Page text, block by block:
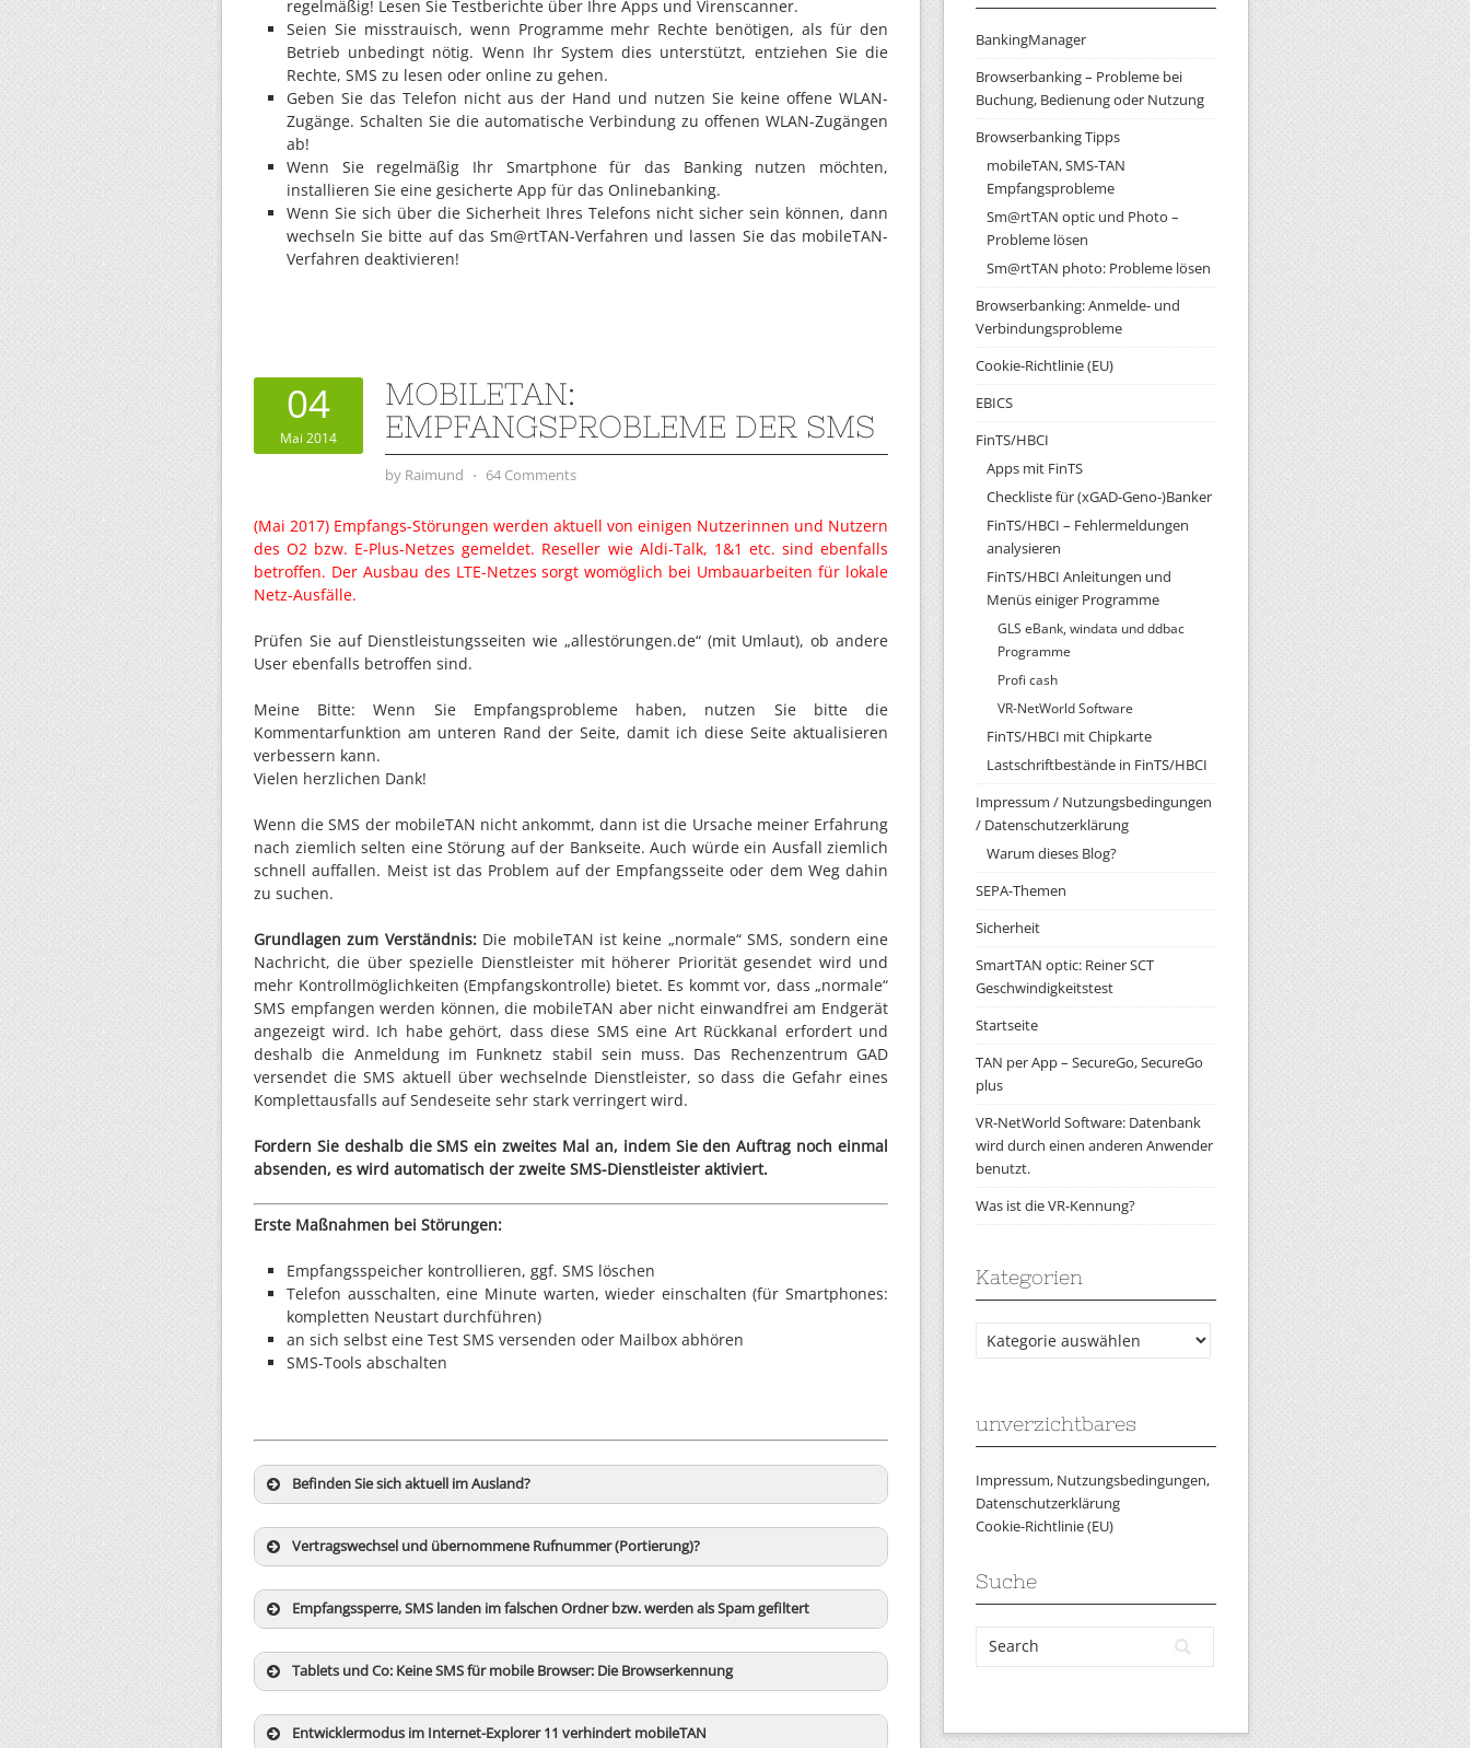
regelmäßig! Lesen Sie Testberichte über Ihre Apps und Virenscanner.
Seien Sie misstrauisch, wenn Programme mehr Rechte benötigen, als für den
Betrieb unbedingt nötig. Wenn Ihr System dies unterstützt, entziehen Sie die
Rechte, SMS zu lesen oder online zu gehen.
Geben Sie das Telefon nicht aus der Hand und nutzen Sie keine offene WLAN-
Zugänge. Schalten Sie die automatische Verbindung zu offenen WLAN-Zugängen
ab!
Wenn Sie regelmäßig Ihr Smartphone für das Banking nutzen möchten,
installieren Sie eine gesicherte App für das Onlinebanking.
Wenn Sie sich über die Sicherheit Ihres Telefons nicht sicher sein können, dann
wechseln Sie bitte auf das Sm@rtTAN-Verfahren und lassen Sie das mobileTAN-
Verfahren deaktivieren!
04
Mai 2014
MOBILETAN:
EMPFANGSPROBLEME DER SMS
by Raimund ⋅ 64 Comments
(Mai 2017) Empfangs-Störungen werden aktuell von einigen Nutzerinnen und Nutzern
des O2 bzw. E-Plus-Netzes gemeldet. Reseller wie Aldi-Talk, 1&1 etc. sind ebenfalls
betroffen. Der Ausbau des LTE-Netzes sorgt womöglich bei Umbauarbeiten für lokale
Netz-Ausfälle.
Prüfen Sie auf Dienstleistungsseiten wie „allestörungen.de“ (mit Umlaut), ob andere
User ebenfalls betroffen sind.
Meine Bitte: Wenn Sie Empfangsprobleme haben, nutzen Sie bitte die
Kommentarfunktion am unteren Rand der Seite, damit ich diese Seite aktualisieren
verbessern kann.
Vielen herzlichen Dank!
Wenn die SMS der mobileTAN nicht ankommt, dann ist die Ursache meiner Erfahrung
nach ziemlich selten eine Störung auf der Bankseite. Auch würde ein Ausfall ziemlich
schnell auffallen. Meist ist das Problem auf der Empfangsseite oder dem Weg dahin
zu suchen.
Grundlagen zum Verständnis:Die mobileTAN ist keine „normale“ SMS, sondern eine
Nachricht, die über spezielle Dienstleister mit höherer Priorität gesendet wird und
mehr Kontrollmöglichkeiten (Empfangskontrolle) bietet. Es kommt vor, dass „normale“
SMS empfangen werden können, die mobileTAN aber nicht einwandfrei am Endgerät
angezeigt wird. Ich habe gehört, dass diese SMS eine Art Rückkanal erfordert und
deshalb die Anmeldung im Funknetz stabil sein muss. Das Rechenzentrum GAD
versendet die SMS aktuell über wechselnde Dienstleister, so dass die Gefahr eines
Komplettausfalls auf Sendeseite sehr stark verringert wird.
Fordern Sie deshalb die SMS ein zweites Mal an, indem Sie den Auftrag noch einmal
absenden, es wird automatisch der zweite SMS-Dienstleister aktiviert.
Erste Maßnahmen bei Störungen:
Empfangsspeicher kontrollieren, ggf. SMS löschen
Telefon ausschalten, eine Minute warten, wieder einschalten (für Smartphones:
kompletten Neustart durchführen)
an sich selbst eine Test SMS versenden oder Mailbox abhören
SMS-Tools abschalten
Befinden Sie sich aktuell im Ausland?
Vertragswechsel und übernommene Rufnummer (Portierung)?
Empfangssperre, SMS landen im falschen Ordner bzw. werden als Spam gefiltert
Tablets und Co: Keine SMS für mobile Browser: Die Browserkennung
Entwicklermodus im Internet-Explorer 11 verhindert mobileTAN
BankingManager
Browserbanking – Probleme bei
Buchung, Bedienung oder Nutzung
Browserbanking Tipps
mobileTAN, SMS-TAN
Empfangsprobleme
Sm@rtTAN optic und Photo –
Probleme lösen
Sm@rtTAN photo: Probleme lösen
Browserbanking: Anmelde- und
Verbindungsprobleme
Cookie-Richtlinie (EU)
EBICS
FinTS/HBCI
Apps mit FinTS
Checkliste für (xGAD-Geno-)Banker
FinTS/HBCI – Fehlermeldungen
analysieren
FinTS/HBCI Anleitungen und
Menüs einiger Programme
GLS eBank, windata und ddbac
Programme
Profi cash
VR-NetWorld Software
FinTS/HBCI mit Chipkarte
Lastschriftbestände in FinTS/HBCI
Impressum / Nutzungsbedingungen
/ Datenschutzerklärung
Warum dieses Blog?
SEPA-Themen
Sicherheit
SmartTAN optic: Reiner SCT
Geschwindigkeitstest
Startseite
TAN per App – SecureGo, SecureGo
plus
VR-NetWorld Software: Datenbank
wird durch einen anderen Anwender
benutzt.
Was ist die VR-Kennung?
Kategorien
Kategorien
unverzichtbares
Impressum, Nutzungsbedingungen,
Datenschutzerklärung
Cookie-Richtlinie (EU)
Suche